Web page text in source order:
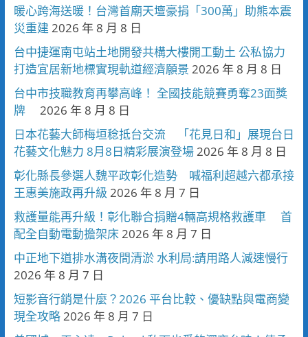
暖心跨海送暖！台灣首廟天壇豪捐「300萬」助熊本震
災重建 2026 年 8 月 8 日
台中捷運南屯站土地開發共構大樓開工動土 公私協力
打造宜居新地標實現軌道經濟願景 2026 年 8 月 8 日
台中市技職教育再攀高峰！ 全國技能競賽勇奪23面獎
牌
2026 年 8 月 8 日
日本花藝大師梅垣稔抵台交流 「花見日和」展現台日
花藝文化魅力 8月8日精彩展演登場2026 年 8 月 8 日
彰化縣長參選人魏平政彰化造勢 喊福利超越六都承接
王惠美施政再升級 2026 年 8 月 7 日
救護量能再升級！彰化聯合捐贈4輛高規格救護車 首
配全自動電動擔架床2026 年 8 月 7 日
中正地下道排水溝夜間清淤 水利局:請用路人減速慢行
2026 年 8 月 7 日
短影音行銷是什麼？2026 平台比較、優缺點與電商變
現全攻略2026 年 8 月 7 日